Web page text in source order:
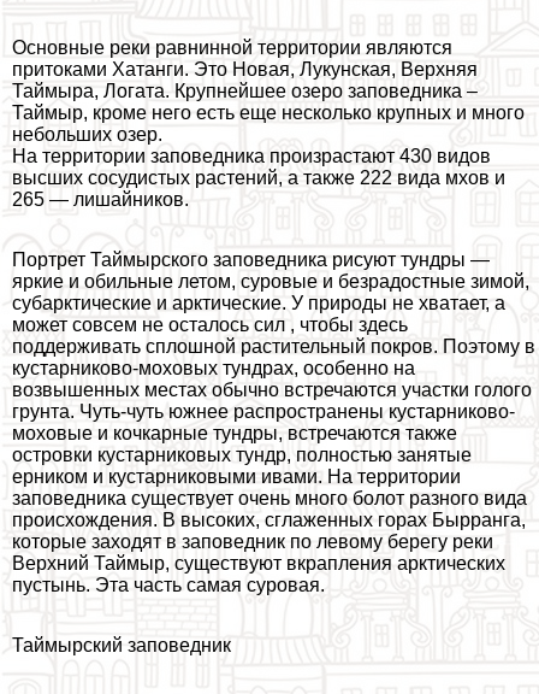
Основные реки равнинной территории являются
притоками Хатанги. Это Новая, Лукунская, Верхняя
Таймыра, Логата. Крупнейшее озеро заповедника –
Таймыр, кроме него есть еще несколько крупных и много
небольших озер.
На территории заповедника произрастают 430 видов
высших сосудистых растений, а также 222 вида мхов и
265 — лишайников.
Портрет Таймырского заповедника рисуют тундры —
яркие и обильные летом, суровые и безрадостные зимой,
субарктические и арктические. У природы не хватает, а
может совсем не осталось сил , чтобы здесь
поддерживать сплошной растительный покров. Поэтому в
кустарниково-моховых тундрах, особенно на
возвышенных местах обычно встречаются участки голого
грунта. Чуть-чуть южнее распространены кустарниково-
моховые и кочкарные тундры, встречаются также
островки кустарниковых тундр, полностью занятые
ерником и кустарниковыми ивами. На территории
заповедника существует очень много болот разного вида
происхождения. В высоких, сглаженных горах Бырранга,
которые заходят в заповедник по левому берегу реки
Верхний Таймыр, существуют вкрапления арктических
пустынь. Эта часть самая суровая.
Таймырский заповедник